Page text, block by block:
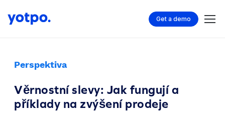
Get a demo
Perspektiva
Věrnostní slevy: Jak fungují a
příklady na zvýšení prodeje